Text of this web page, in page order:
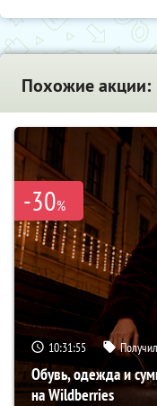
Похожие акции:
-30%
10:31:54
Обувь, одежда и
на Wildberries